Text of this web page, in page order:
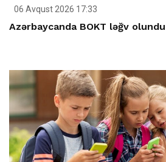
06 Avqust 2026 17:33
Azərbaycanda BOKT ləğv olundu